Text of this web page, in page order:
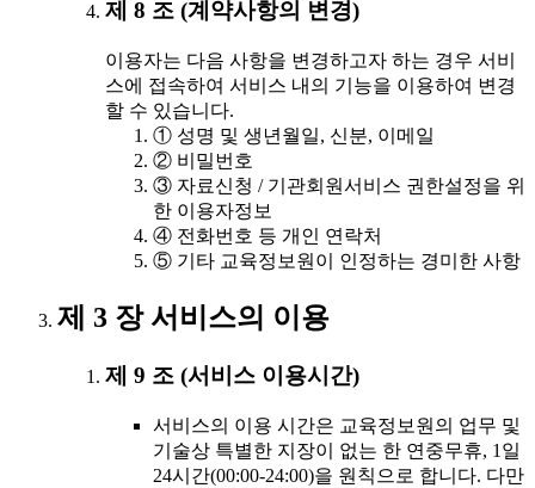
제 8 조 (계약사항의 변경)
이용자는 다음 사항을 변경하고자 하는 경우 서비
스에 접속하여 서비스 내의 기능을 이용하여 변경
할 수 있습니다.
① 성명 및 생년월일, 신분, 이메일
② 비밀번호
③ 자료신청 / 기관회원서비스 권한설정을 위
한 이용자정보
④ 전화번호 등 개인 연락처
⑤ 기타 교육정보원이 인정하는 경미한 사항
제 3 장 서비스의 이용
제 9 조 (서비스 이용시간)
서비스의 이용 시간은 교육정보원의 업무 및
기술상 특별한 지장이 없는 한 연중무휴, 1일
24시간(00:00-24:00)을 원칙으로 합니다. 다만